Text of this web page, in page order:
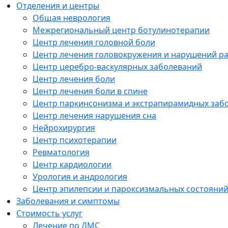
Отделения и центры
Общая неврология
Межрегиональный центр ботулинотерапии
Центр лечения головной боли
Центр лечения головокружения и нарушений
Центр церебро-васкулярных заболеваний
Центр лечения боли
Центр лечения боли в спине
Центр паркинсонизма и экстрапирамидных
Центр лечения нарушения сна
Нейрохирургия
Центр психотерапии
Ревматология
Центр кардиологии
Урология и андрология
Центр эпилепсии и пароксизмальных состояний
Заболевания и симптомы
Стоимость услуг
Лечение по ДМС